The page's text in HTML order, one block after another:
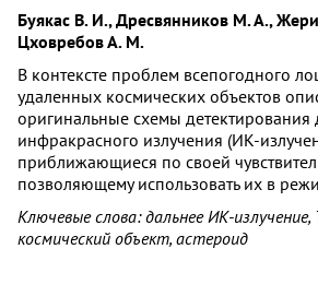
Буякас В. И., Дресвянников М. А.,
Цховребов А. М.
В контексте проблем всепогодного
удаленных космических объектов
оригинальные схемы детектирования
инфракрасного излучения (ИК-
приближающиеся по своей
позволяющему использовать их в
Ключевые слова: дальнее ИК-излучение,
космический объект, астероид